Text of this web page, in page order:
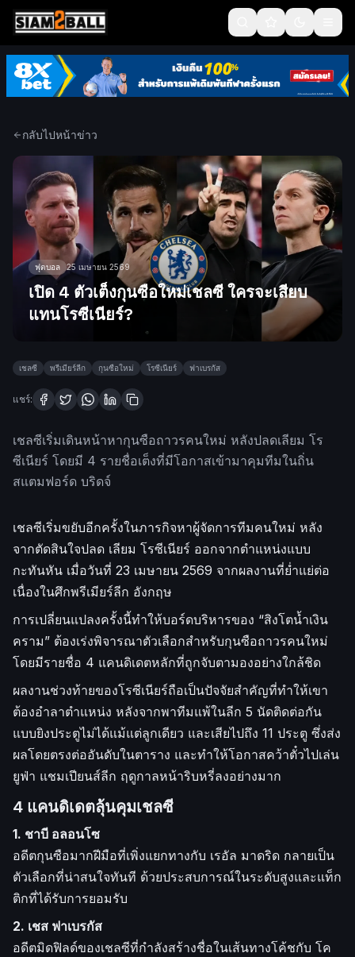
กลับไปหน้าข่าว
ฟุตบอล 25 เมษายน 2569
เปิด 4 ตัวเต็งกุนซือใหม่เชลซี ใครจะเสียบ
แทนโรซีเนียร์?
เชลซี พรีเมียร์ลีก กุนซือใหม่ โรซีเนียร์ ฟาเบรกัส
แชร์:
เชลซีเริ่มเดินหน้าหากุนซือถาวรคนใหม่ หลังปลดเลียม โร
ซีเนียร์ โดยมี 4 รายชื่อเต็งที่มีโอกาสเข้ามาคุมทีมในถิ่น
สแตมฟอร์ด บริดจ์
เชลซีเริ่มขยับอีกครั้งในภารกิจหาผู้จัดการทีมคนใหม่ หลัง
จากตัดสินใจปลด เลียม โรซีเนียร์ ออกจากตำแหน่งแบบ
กะทันหัน เมื่อวันที่ 23 เมษายน 2569 จากผลงานที่ย่ำแย่ต่อ
เนื่องในศึกพรีเมียร์ลีก อังกฤษ
การเปลี่ยนแปลงครั้งนี้ทำให้บอร์ดบริหารของ “สิงโตน้ำเงิน
คราม” ต้องเร่งพิจารณาตัวเลือกสำหรับกุนซือถาวรคนใหม่
โดยมีรายชื่อ 4 แคนดิเดตหลักที่ถูกจับตามองอย่างใกล้ชิด
ผลงานช่วงท้ายของโรซีเนียร์ถือเป็นปัจจัยสำคัญที่ทำให้เขา
ต้องอำลาตำแหน่ง หลังจากพาทีมแพ้ในลีก 5 นัดติดต่อกัน
แบบยิงประตูไม่ได้แม้แต่ลูกเดียว และเสียไปถึง 11 ประตู ซึ่งส่ง
ผลโดยตรงต่ออันดับในตาราง และทำให้โอกาสคว้าตั๋วไปเล่น
ยูฟ่า แชมเปียนส์ลีก ฤดูกาลหน้าริบหรี่ลงอย่างมาก
4 แคนดิเดตลุ้นคุมเชลซี
1. ชาบี อลอนโซ
อดีตกุนซือมากฝีมือที่เพิ่งแยกทางกับ เรอัล มาดริด กลายเป็น
ตัวเลือกที่น่าสนใจทันที ด้วยประสบการณ์ในระดับสูงและแท็ก
ติกที่ได้รับการยอมรับ
2. เชส ฟาเบรกัส
อดีตมิดฟิลด์ของเชลซีที่กำลังสร้างชื่อในเส้นทางโค้ชกับ โค